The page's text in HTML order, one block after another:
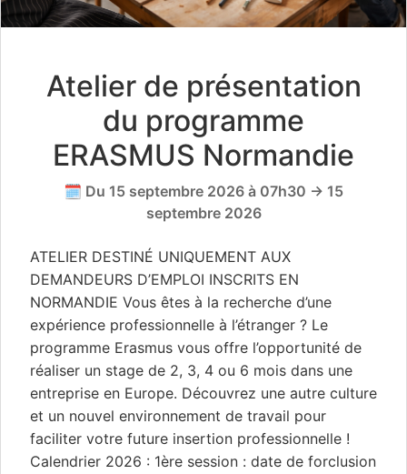
Atelier de présentation
du programme
ERASMUS Normandie
🗓️ Du 15 septembre 2026 à 07h30 → 15
septembre 2026
ATELIER DESTINÉ UNIQUEMENT AUX
DEMANDEURS D’EMPLOI INSCRITS EN
NORMANDIE Vous êtes à la recherche d’une
expérience professionnelle à l’étranger ? Le
programme Erasmus vous offre l’opportunité de
réaliser un stage de 2, 3, 4 ou 6 mois dans une
entreprise en Europe. Découvrez une autre culture
et un nouvel environnement de travail pour
faciliter votre future insertion professionnelle !
Calendrier 2026 : 1ère session : date de forclusion